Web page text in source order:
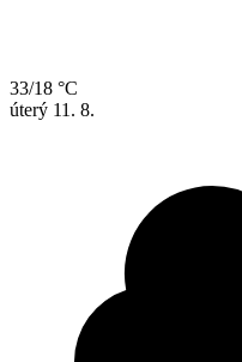
33/18 °C
úterý 11. 8.